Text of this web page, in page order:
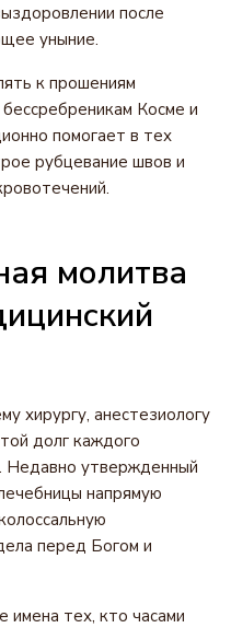
после
уныние.
к прошениям
Косме и
помогает в тех
рубцевание швов и
молитва
хирургу, анестезиологу
долг каждого
Недавно утвержденный
напрямую
перед Богом и
имена тех, кто часами